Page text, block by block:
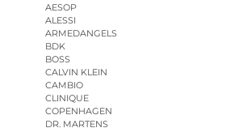
AESOP
ALESSI
ARMEDANGELS
BDK
BOSS
CALVIN KLEIN
CAMBIO
CLINIQUE
COPENHAGEN
DR. MARTENS